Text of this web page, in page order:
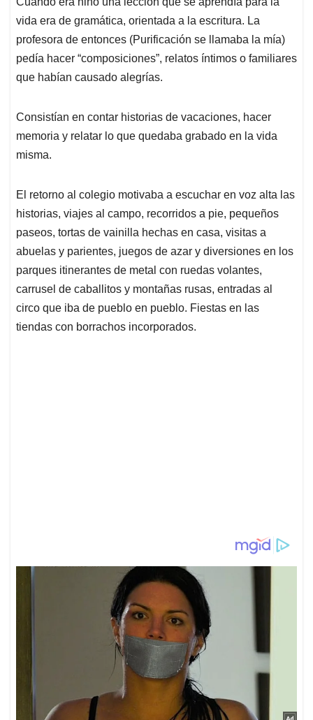
s
A
p
p
b
o
o
k
e
d
I
n
l
a
d
s
vida era de gramática, orientada a la escritura. La
profesora de entonces (Purificación se llamaba la mía)
pedía hacer “composiciones”, relatos íntimos o familiares
que habían causado alegrías.
Consistían en contar historias de vacaciones, hacer
memoria y relatar lo que quedaba grabado en la vida
misma.
El retorno al colegio motivaba a escuchar en voz alta las
historias, viajes al campo, recorridos a pie, pequeños
paseos, tortas de vainilla hechas en casa, visitas a
abuelas y parientes, juegos de azar y diversiones en los
parques itinerantes de metal con ruedas volantes,
carrusel de caballitos y montañas rusas, entradas al
circo que iba de pueblo en pueblo. Fiestas en las
tiendas con borrachos incorporados.